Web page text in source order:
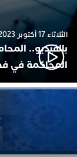
الثلاثاء 17 أكتوبر 2023 - 2:00
بالفيديو..
المحاكمة في